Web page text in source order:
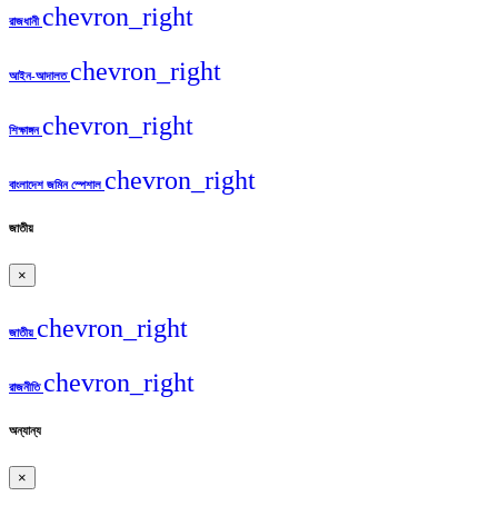
রাজধানী chevron_right
আইন-আদালত chevron_right
শিক্ষাঙ্গন chevron_right
বাংলাদেশ জমিন স্পেশাল chevron_right
জাতীয়
×
জাতীয় chevron_right
রাজনীতি chevron_right
অন্যান্য
×